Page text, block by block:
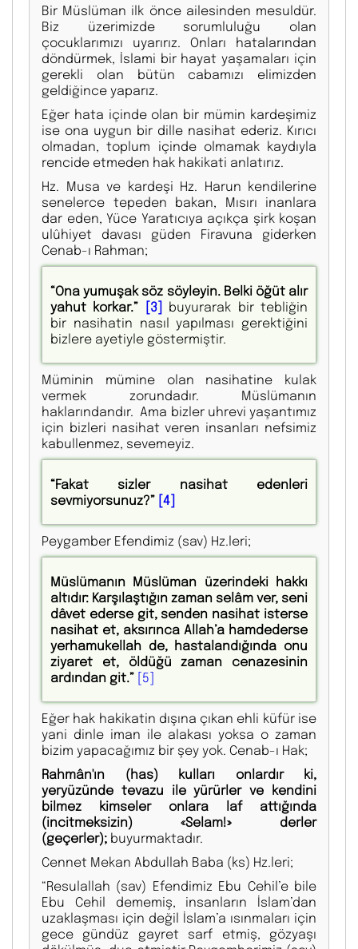
Bir Müslüman ilk önce ailesinden mesuldür.
Biz üzerimizde sorumluluğu olan
çocuklarımızı uyarırız. Onları hatalarından
döndürmek, İslami bir hayat yaşamaları için
gerekli olan bütün cabamızı elimizden
geldiğince yaparız.
Eğer hata içinde olan bir mümin kardeşimiz
ise ona uygun bir dille nasihat ederiz. Kırıcı
olmadan, toplum içinde olmamak kaydıyla
rencide etmeden hak hakikati anlatırız.
Hz. Musa ve kardeşi Hz. Harun kendilerine
senelerce tepeden bakan, Mısırı inanlara
dar eden, Yüce Yaratıcıya açıkça şirk koşan
ulûhiyet davası güden Firavuna giderken
Cenab-ı Rahman;
“Ona yumuşak söz söyleyin. Belki öğüt alır
yahut korkar.” [3] buyurarak bir tebliğin
bir nasihatin nasıl yapılması gerektiğini
bizlere ayetiyle göstermiştir.
Müminin mümine olan nasihatine kulak
vermek zorundadır. Müslümanın
haklarındandır. Ama bizler uhrevi yaşantımız
için bizleri nasihat veren insanları nefsimiz
kabullenmez, sevemeyiz.
“Fakat sizler nasihat edenleri
sevmiyorsunuz?” [4]
Peygamber Efendimiz (sav) Hz.leri;
Müslümanın Müslüman üzerindeki hakkı
altıdır: Karşılaştığın zaman selâm ver, seni
dâvet ederse git, senden nasihat isterse
nasihat et, aksırınca Allah’a hamdederse
yerhamukellah de, hastalandığında onu
ziyaret et, öldüğü zaman cenazesinin
ardından git.” [5]
Eğer hak hakikatin dışına çıkan ehli küfür ise
yani dinle iman ile alakası yoksa o zaman
bizim yapacağımız bir şey yok. Cenab-ı Hak;
Rahmân'ın (has) kulları onlardır ki,
yeryüzünde tevazu ile yürürler ve kendini
bilmez kimseler onlara laf attığında
(incitmeksizin) «Selam!» derler
(geçerler); buyurmaktadır.
Cennet Mekan Abdullah Baba (ks) Hz.leri;
“Resulallah (sav) Efendimiz Ebu Cehil’e bile
Ebu Cehil dememiş, insanların İslam’dan
uzaklaşması için değil İslam’a ısınmaları için
gece gündüz gayret sarf etmiş, gözyaşı